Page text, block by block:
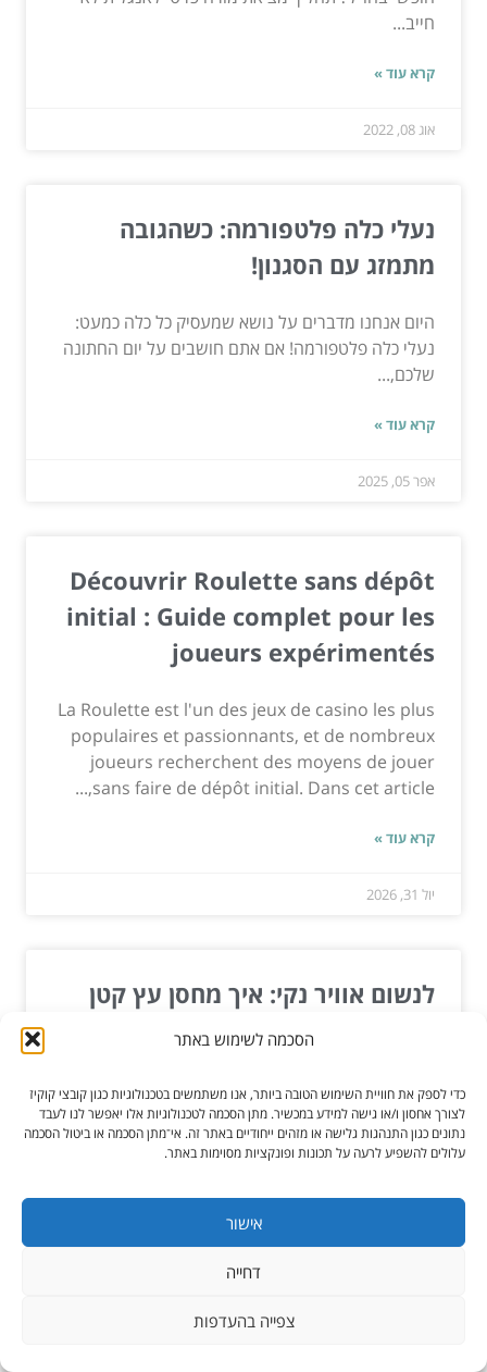
הסכמה לשימוש באתר
כדי לספק את חוויית השימוש הטובה ביותר, אנו משתמשים בטכנולוגיות כגון קובצי קוקיז
לצורך אחסון ו/או גישה למידע במכשיר. מתן הסכמה לטכנולוגיות אלו יאפשר לנו לעבד
נתונים כגון התנהגות גלישה או מזהים ייחודיים באתר זה. אי־מתן הסכמה או ביטול הסכמה
עלולים להשפיע לרעה על תכונות ופונקציות מסוימות באתר.
אישור
דחייה
צפייה בהעדפות
חייב...
קרא עוד »
אוג 08, 2022
נעלי כלה פלטפורמה: כשהגובה
מתמזג עם הסגנון!
היום אנחנו מדברים על נושא שמעסיק כל כלה כמעט:
נעלי כלה פלטפורמה! אם אתם חושבים על יום החתונה
שלכם,...
קרא עוד »
אפר 05, 2025
Découvrir Roulette sans dépôt
initial : Guide complet pour les
joueurs expérimentés
La Roulette est l'un des jeux de casino les plus
populaires et passionnants, et de nombreux
joueurs recherchent des moyens de jouer
sans faire de dépôt initial. Dans cet article,...
קרא עוד »
יול 31, 2026
לנשום אוויר נקי: איך מחסן עץ קטן
בחצר משנה את כל המשחק לסביבה?
לא ברור איך מחסן עץ קטן, כזה שכולם מעלימים ממנו
עין כשמדברים על איכות סביבה, יכול להוות פצצה
ירוקה...
יונ 11, 2025